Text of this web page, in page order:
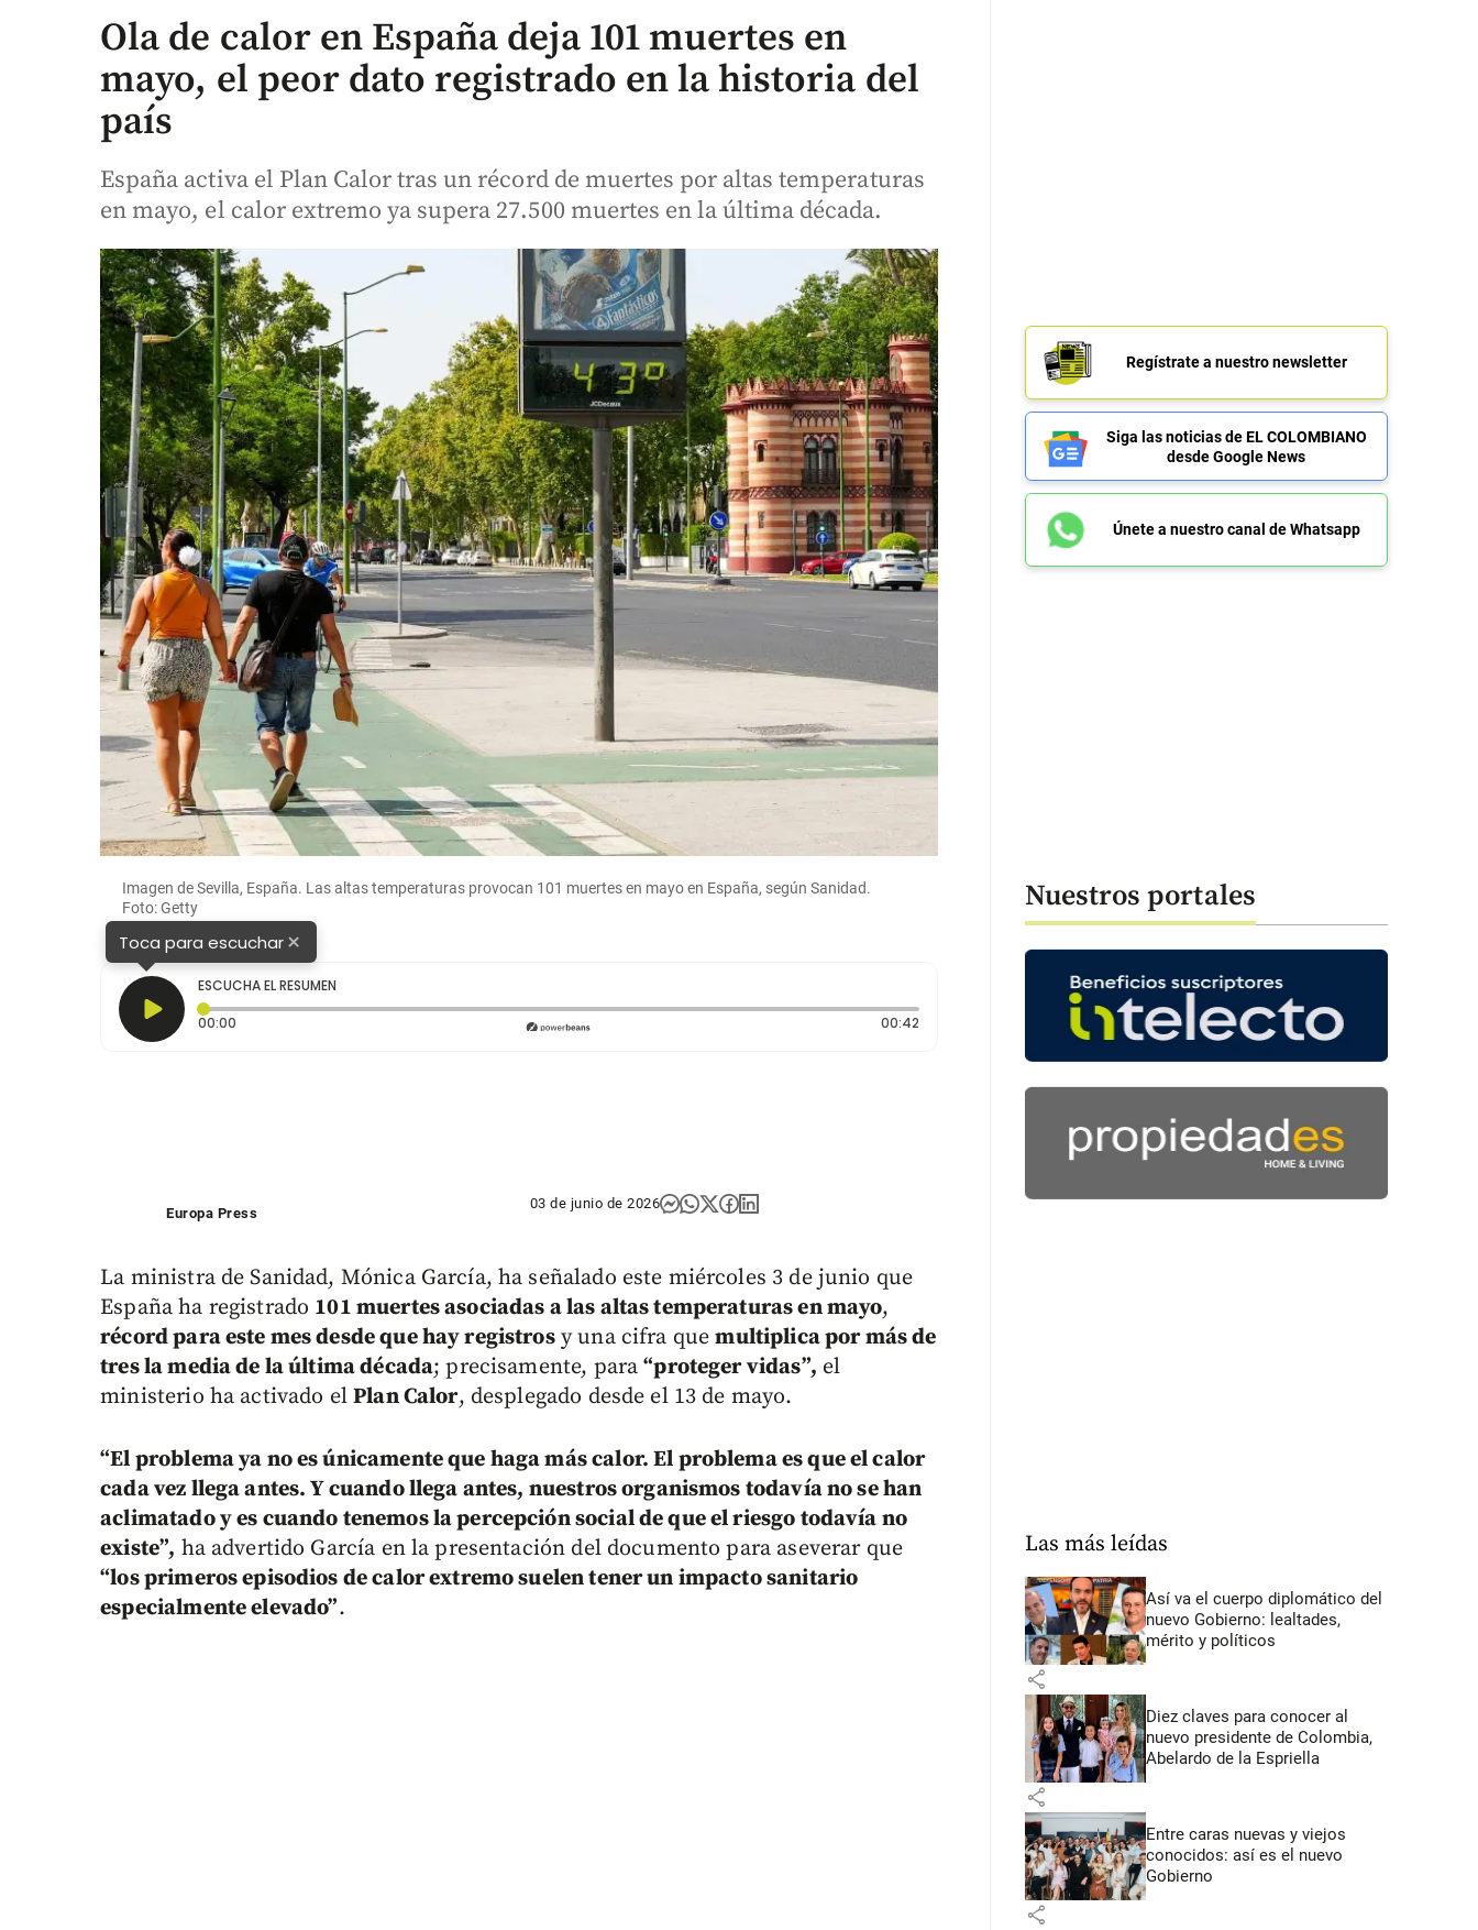
Ola de calor en España deja 101 muertes en
mayo, el peor dato registrado en la historia del
país
España activa el Plan Calor tras un récord de muertes por altas temperaturas
en mayo, el calor extremo ya supera 27.500 muertes en la última década.
Imagen de Sevilla, España. Las altas temperaturas provocan 101 muertes en mayo en España, según Sanidad.
Foto: Getty
Toca para escuchar×
ESCUCHA EL RESUMEN
00:00
00:42Duración: 42 segundos
Europa Press
03 de junio de 2026
La ministra de Sanidad, Mónica García, ha señalado este miércoles 3 de junio que
España ha registrado 101 muertes asociadas a las altas temperaturas en mayo,
récord para este mes desde que hay registrosy una cifra quemultiplica por más de
tres la media de la última década; precisamente, para“proteger vidas”, el
ministerio ha activado elPlan Calor, desplegado desde el 13 de mayo.
“El problema ya no es únicamente que haga más calor. El problema es que el calor
cada vez llega antes. Y cuando llega antes, nuestros organismos todavía no se han
aclimatado y es cuando tenemos la percepción social de que el riesgo todavía no
existe”, ha advertido García en la presentación del documento para aseverar que
“los primeros episodios de calor extremo suelen tener un impacto sanitario
especialmente elevado”.
Regístrate a nuestro newsletter
Siga las noticias de EL COLOMBIANO
desde Google News
Únete a nuestro canal de Whatsapp
Nuestros portales
Las más leídas
Así va el cuerpo diplomático del
nuevo Gobierno: lealtades,
mérito y políticos
share
Diez claves para conocer al
nuevo presidente de Colombia,
Abelardo de la Espriella
share
Entre caras nuevas y viejos
conocidos: así es el nuevo
Gobierno
share